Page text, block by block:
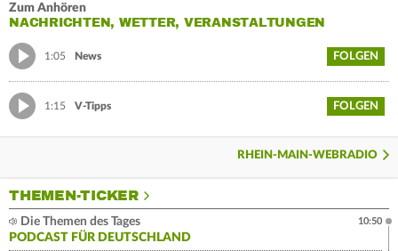
Zum Anhören
NACHRICHTEN, WETTER, VERANSTALTUNGEN
1:05 News FOLGEN
1:15 V-Tipps FOLGEN
RHEIN-MAIN-WEBRADIO
THEMEN-TICKER
Die Themen des Tages
PODCAST FÜR DEUTSCHLAND
10:50